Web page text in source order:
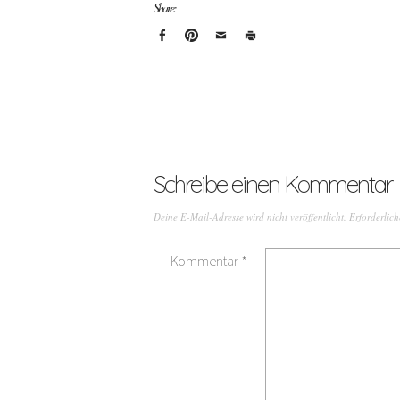
Share:
Schreibe einen Kommentar
Deine E-Mail-Adresse wird nicht veröffentlicht.
Kommentar *